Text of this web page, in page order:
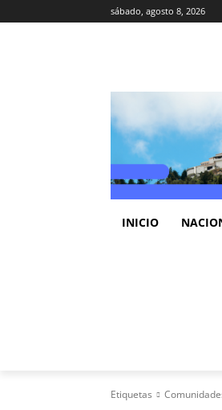
sábado, agosto 8, 2026
INICIO
Etiquetas